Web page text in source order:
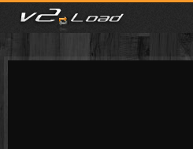
meist gesehen